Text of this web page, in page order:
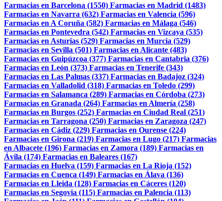
Farmacias en Barcelona (1550) Farmacias en Madrid (1483)
Farmacias en Navarra (632) Farmacias en Valencia (596)
Farmacias en A Coruña (582) Farmacias en Málaga (546)
Farmacias en Pontevedra (542) Farmacias en Vizcaya (535)
Farmacias en Asturias (529) Farmacias en Murcia (529)
Farmacias en Sevilla (501) Farmacias en Alicante (483)
Farmacias en Guipúzcoa (377) Farmacias en Cantabria (376)
Farmacias en León (373) Farmacias en Tenerife (343)
Farmacias en Las Palmas (337) Farmacias en Badajoz (324)
Farmacias en Valladolid (318) Farmacias en Toledo (299)
Farmacias en Salamanca (289) Farmacias en Córdoba (273)
Farmacias en Granada (264) Farmacias en Almería (258)
Farmacias en Burgos (252) Farmacias en Ciudad Real (251)
Farmacias en Tarragona (250) Farmacias en Zaragoza (247)
Farmacias en Cádiz (229) Farmacias en Ourense (224)
Farmacias en Girona (219) Farmacias en Lugo (217) Farmacias
en Albacete (196) Farmacias en Zamora (189) Farmacias en
Ávila (174) Farmacias en Baleares (167)
Farmacias en Huelva (159) Farmacias en La Rioja (152)
Farmacias en Cuenca (149) Farmacias en Álava (136)
Farmacias en Lleida (128) Farmacias en Cáceres (120)
Farmacias en Segovia (115) Farmacias en Palencia (113)